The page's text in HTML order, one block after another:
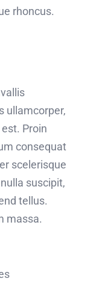
rhoncus.
ullamcorper,
Proin
consequat
scelerisque
suscipit,
tellus.
massa.